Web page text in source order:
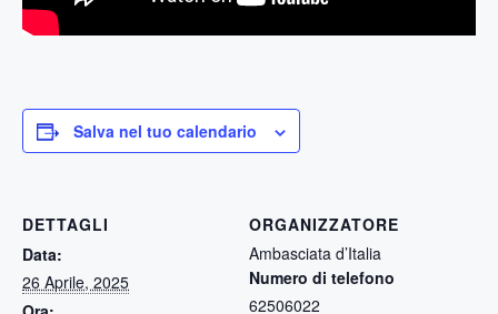
Salva nel tuo calendario
DETTAGLI
Data:
26 Aprile, 2025
ORGANIZZATORE
Ambasciata d’Italia
Numero di telefono
62506022